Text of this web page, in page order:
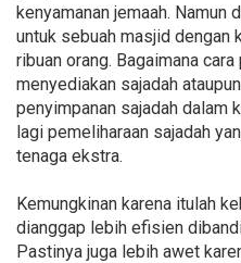
kenyamanan jemaah. Namun
untuk sebuah masjid dengan
ribuan orang. Bagaimana
menyediakan sajadah
penyimpanan sajadah dalam
lagi pemeliharaan sajadah
tenaga ekstra.
Kemungkinan karena itulah
dianggap lebih efisien
Pastinya juga lebih awet